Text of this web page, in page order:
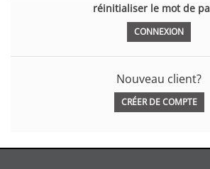
réinitialiser le mot de
Nouveau client?
CRÉER DE COMPTE